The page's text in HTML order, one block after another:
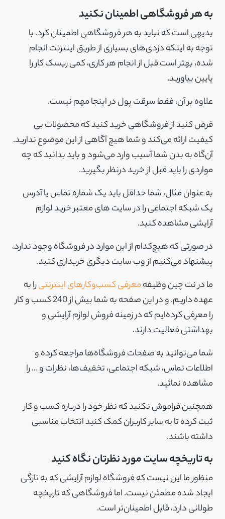
به هر فروشگاهی اطمینان نکنید
بدیهی است که نباید به هر فروشگاهی اطمینان کرد. با
توجه به اینکه دزدی‌های بسیاری از طریق اینترنت انجام
شده، بهتر است قبل از انجام هر کاری، کمی ریسک کار را
پایین بیاورید.
علاوه بر آن، فقط سرقت پول در اینجا مهم نیست.
فرض کنید از فروشگاهی خرید کنید که محصولات بی
کیفیت ارائه می‌کند و شما هیچ آگاهی از این موضوع ندارید.
آن‌گاه به بدن شما آسیب وارد می‌شود و باید بدانید که چه
مواردی را باید قبل از خرید درنظر بگیرید.
به عنوان مثال، شما حداقل باید یک شماره تماس یا آدرس
یک شبکه اجتماعی را در سایت های معتبر خرید لوازم
آرایشی مشاهده کنید.
در صورتی که هیچ‌کدام از این موارد در فروشگاه وجود ندارد،
پیشنهاد می‌کنیم از وب سایت دیگری خریداری کنید.
ما در نت چین وظیفهمعرفی کسب‌وکارهای اینترنتیرا به
عهده داریم. و در این صفحه به شما بیش از 240 کسب و کار
را معرفی کرده‌ایم که در زمینه فروش لوازم آرایشی و
بهداشتی فعالیت دارند.
شما می‌توانید به صفحات فروشگاه‌ها مراجعه کرده و
اطلاعات تماس، شبکه‌ اجتماعی، تخفیف‌ها، نظرات و … را
مشاهده نمائید.
همچنین فراموش نکنید که نظر خود را درباره کسب و کار
ثبت کرده تا به سایر کاربران کمک کنید انتخاب مناسبی
داشته باشند.
به تاریخچه سایت مورد نظرتان نگاه کنید
منظور ما این نیست که فروشگاه لوازم آرایشی که به تازگی
ایجاد شده مطمئن نیست. اما فروشگاهی که تاریخچه
طولانی دارد، قابل اطمینان‌تر است.